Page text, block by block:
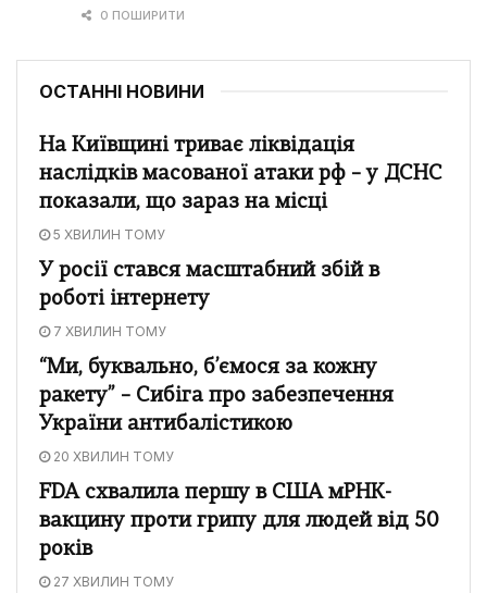
0 ПОШИРИТИ
ОСТАННІ НОВИНИ
На Київщині триває ліквідація
наслідків масованої атаки рф – у ДСНС
показали, що зараз на місці
5 ХВИЛИН ТОМУ
У росії стався масштабний збій в
роботі інтернету
7 ХВИЛИН ТОМУ
“Ми, буквально, б’ємося за кожну
ракету” – Сибіга про забезпечення
України антибалістикою
20 ХВИЛИН ТОМУ
FDA схвалила першу в США мРНК-
вакцину проти грипу для людей від 50
років
27 ХВИЛИН ТОМУ